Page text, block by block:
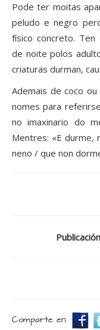
Pode ter moitas
peludo e negro
físico concreto. Ten
de noite polos
criaturas durman,
Ademais de coco
nomes para
no imaxinario do
Mentres: «E durme,
neno / que non
Comparte en.